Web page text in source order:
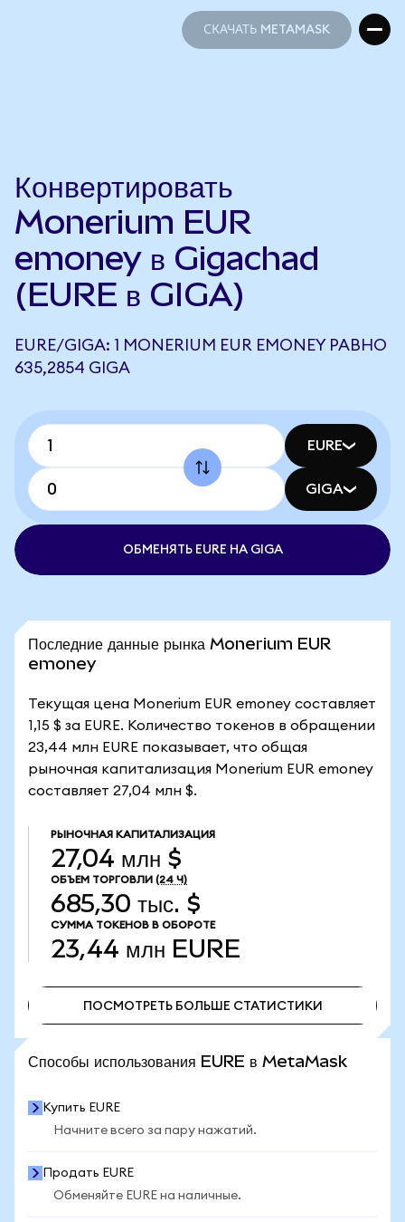
СКАЧАТЬ METAMASK
Конвертировать
Monerium EUR
emoney в Gigachad
(EURE в GIGA)
EURE/GIGA: 1 MONERIUM EUR EMONEY РАВНО
635,2854 GIGA
EURE
GIGA
ОБМЕНЯТЬ EURE НА GIGA
Последние данные рынка Monerium EUR
emoney
Текущая цена Monerium EUR emoney составляет
1,15 $ за EURE. Количество токенов в обращении
23,44 млн EURE показывает, что общая
рыночная капитализация Monerium EUR emoney
составляет 27,04 млн $.
РЫНОЧНАЯ КАПИТАЛИЗАЦИЯ
27,04 млн $
ОБЪЕМ ТОРГОВЛИ (24 Ч)
685,30 тыс. $
СУММА ТОКЕНОВ В ОБОРОТЕ
23,44 млн EURE
ПОСМОТРЕТЬ БОЛЬШЕ СТАТИСТИКИ
Способы использования EURE в MetaMask
Купить EURE
Начните всего за пару нажатий.
Продать EURE
Обменяйте EURE на наличные.